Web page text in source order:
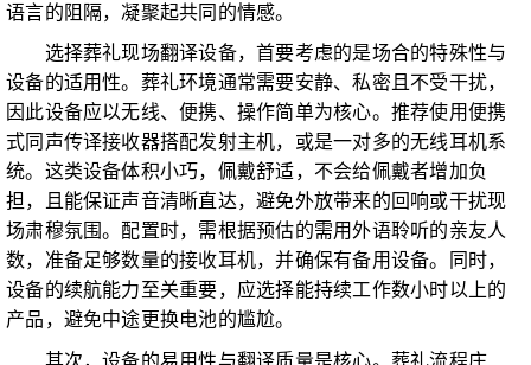
语言的阻隔，凝聚起共同的情感。
选择葬礼现场翻译设备，首要考虑的是场合的特殊性与
设备的适用性。葬礼环境通常需要安静、私密且不受干扰，
因此设备应以无线、便携、操作简单为核心。推荐使用便携
式同声传译接收器搭配发射主机，或是一对多的无线耳机系
统。这类设备体积小巧，佩戴舒适，不会给佩戴者增加负
担，且能保证声音清晰直达，避免外放带来的回响或干扰现
场肃穆氛围。配置时，需根据预估的需用外语聆听的亲友人
数，准备足够数量的接收耳机，并确保有备用设备。同时，
设备的续航能力至关重要，应选择能持续工作数小时以上的
产品，避免中途更换电池的尴尬。
其次，设备的易用性与翻译质量是核心。葬礼流程庄